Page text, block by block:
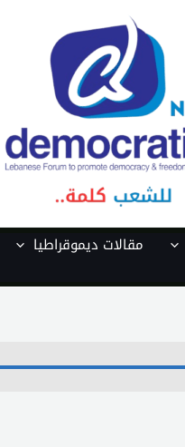
مقالات ديموقراطيا